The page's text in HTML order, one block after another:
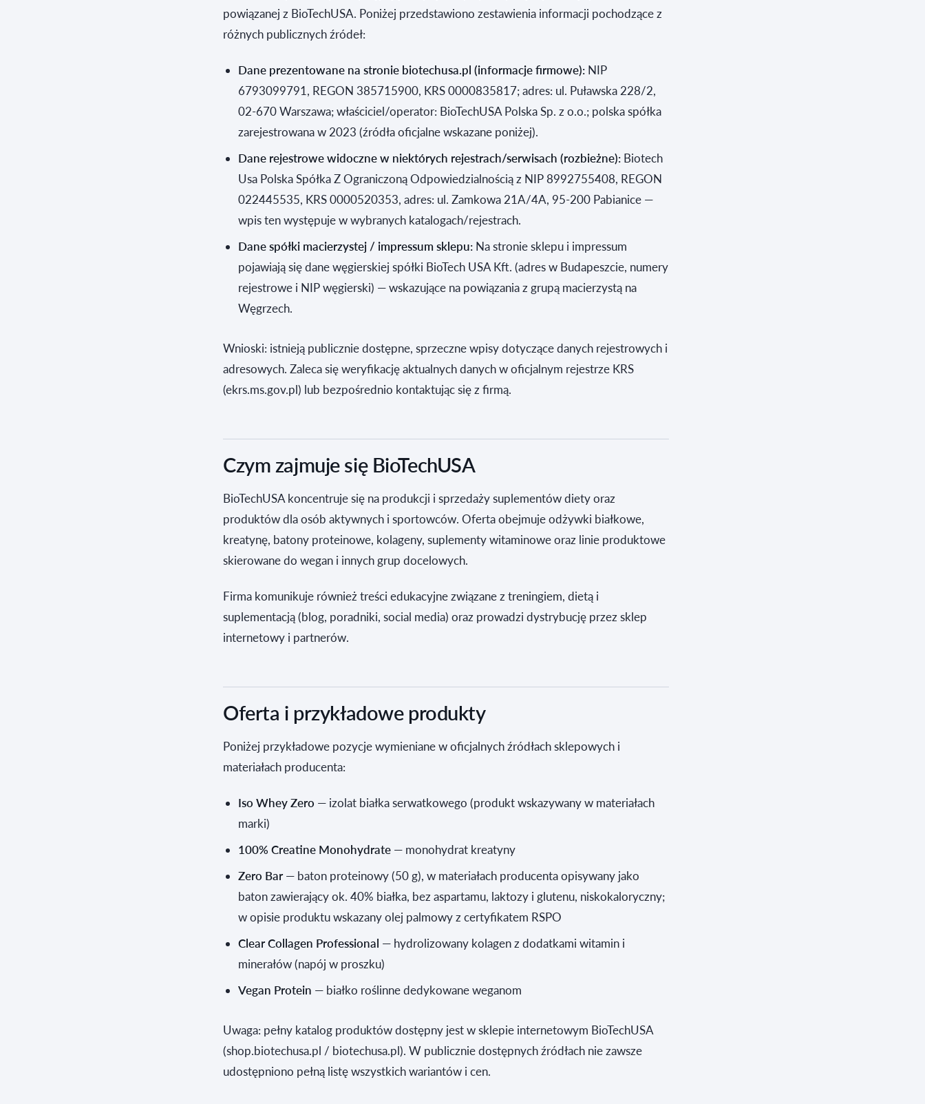
powiązanej z BioTechUSA. Poniżej przedstawiono zestawienia informacji pochodzące z
różnych publicznych źródeł:
Dane prezentowane na stronie biotechusa.pl (informacje firmowe): NIP
6793099791, REGON 385715900, KRS 0000835817; adres: ul. Puławska 228/2,
02-670 Warszawa; właściciel/operator: BioTechUSA Polska Sp. z o.o.; polska spółka
zarejestrowana w 2023 (źródła oficjalne wskazane poniżej).
Dane rejestrowe widoczne w niektórych rejestrach/serwisach (rozbieżne): Biotech
Usa Polska Spółka Z Ograniczoną Odpowiedzialnością z NIP 8992755408, REGON
022445535, KRS 0000520353, adres: ul. Zamkowa 21A/4A, 95-200 Pabianice —
wpis ten występuje w wybranych katalogach/rejestrach.
Dane spółki macierzystej / impressum sklepu: Na stronie sklepu i impressum
pojawiają się dane węgierskiej spółki BioTech USA Kft. (adres w Budapeszcie, numery
rejestrowe i NIP węgierski) — wskazujące na powiązania z grupą macierzystą na
Węgrzech.
Wnioski: istnieją publicznie dostępne, sprzeczne wpisy dotyczące danych rejestrowych i
adresowych. Zaleca się weryfikację aktualnych danych w oficjalnym rejestrze KRS
(ekrs.ms.gov.pl) lub bezpośrednio kontaktując się z firmą.
Czym zajmuje się BioTechUSA
BioTechUSA koncentruje się na produkcji i sprzedaży suplementów diety oraz
produktów dla osób aktywnych i sportowców. Oferta obejmuje odżywki białkowe,
kreatynę, batony proteinowe, kolageny, suplementy witaminowe oraz linie produktowe
skierowane do wegan i innych grup docelowych.
Firma komunikuje również treści edukacyjne związane z treningiem, dietą i
suplementacją (blog, poradniki, social media) oraz prowadzi dystrybucję przez sklep
internetowy i partnerów.
Oferta i przykładowe produkty
Poniżej przykładowe pozycje wymieniane w oficjalnych źródłach sklepowych i
materiałach producenta:
Iso Whey Zero — izolat białka serwatkowego (produkt wskazywany w materiałach
marki)
100% Creatine Monohydrate — monohydrat kreatyny
Zero Bar— baton proteinowy (50 g), w materiałach producenta opisywany jako
baton zawierający ok. 40% białka, bez aspartamu, laktozy i glutenu, niskokaloryczny;
w opisie produktu wskazany olej palmowy z certyfikatem RSPO
Clear Collagen Professional — hydrolizowany kolagen z dodatkami witamin i
minerałów (napój w proszku)
Vegan Protein — białko roślinne dedykowane weganom
Uwaga: pełny katalog produktów dostępny jest w sklepie internetowym BioTechUSA
(shop.biotechusa.pl / biotechusa.pl). W publicznie dostępnych źródłach nie zawsze
udostępniono pełną listę wszystkich wariantów i cen.